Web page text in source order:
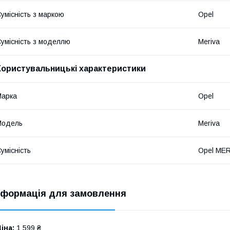
з маркою Opel
з моделлю Meriva
характеристики
Opel
Meriva
Opel
для замовлення
1 599 ₴